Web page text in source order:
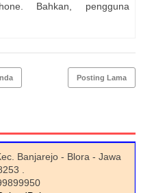
Bahkan, pengguna
Posting Lama
Banjarejo - Blora - Jawa
.